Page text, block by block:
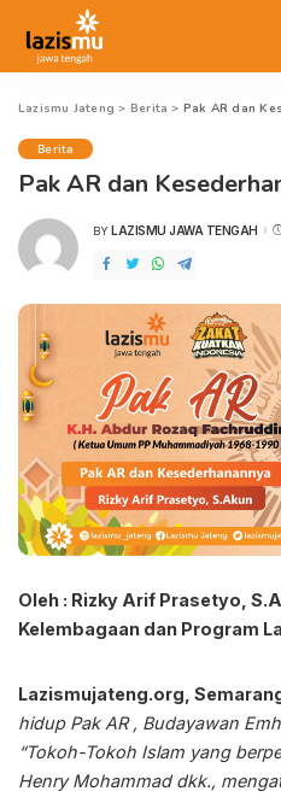
Lazismu Jateng > Berita > Pak AR dan
Berita
Pak AR dan
POSTED
BY LAZISMU JAWA TENGAH
Oleh : Rizky Arif Prasetyo,
Kelembagaan dan Program
Lazismujateng.org,
hidup Pak AR , Budayawan
“Tokoh-Tokoh Islam yang
Henry Mohammad dkk.,